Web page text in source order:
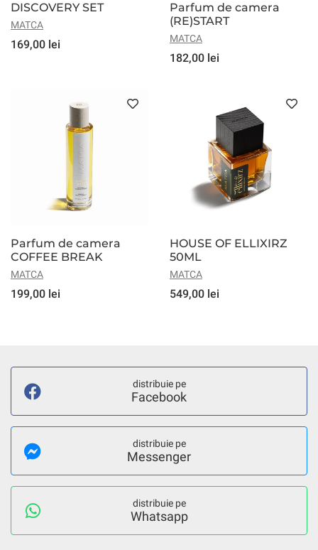
DISCOVERY SET
MATCA
169,00 lei
Parfum de camera
(RE)START
MATCA
182,00 lei
Parfum de camera
COFFEE BREAK
MATCA
199,00 lei
HOUSE OF ELLIXIRZ
50ML
MATCA
549,00 lei
distribuie pe
Facebook
distribuie pe
Messenger
distribuie pe
Whatsapp